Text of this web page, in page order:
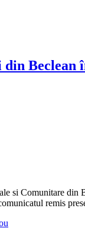
din
si Comunitare din
remis